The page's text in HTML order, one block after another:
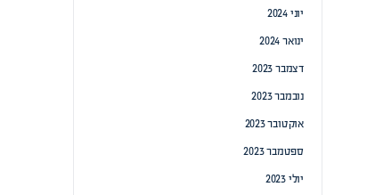
יוני 2024
ינואר 2024
דצמבר 2023
נובמבר 2023
אוקטובר 2023
ספטמבר 2023
יולי 2023